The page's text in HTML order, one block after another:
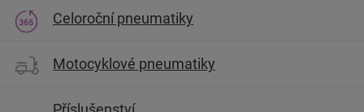
Celoroční pneumatiky
Motocyklové pneumatiky